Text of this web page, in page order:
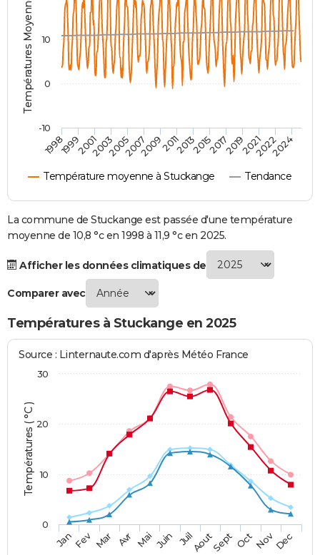
Destinations
City break
Voyage nature
Voyage de noces
Forum
Climat
PHOTO
GUIDES D'ACHAT
BONS PLANS
CARTE DE VOEUX
Carte de Noël
Carte Bonne année
Carte Saint-Valentin
Carte Pâques
Carte d'anniversaire
DICTIONNAIRE
S'inscrire
Se connecter
Lycées
Collèges
Primaires
Universités
Entreprises
Service militaire
Avis de recherche
AVIS DE DÉCÈS
Températures Moyennes ( °C )
Température moyenne à Stuckange Tendance
199819992001200320052007200920112013201520172019202120222024
-10
0
10
La commune de Stuckange est passée d'une température
moyenne de 10,8 °c en 1998 à 11,9 °c en 2025.
Afficher les données climatiques de
Comparer avec
Températures à Stuckange en 2025
Températures ( °C )
Source : Linternaute.com d'après Météo France
JanFev Mar Avr Mai Juin JuilAoutSept OctNovDec
0
10
20
30